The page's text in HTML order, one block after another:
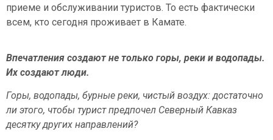
приеме и обслуживании туристов. То есть фактически
всем, кто сегодня проживает в Камате.
Впечатления создают не только горы, реки и водопады.
Их создают люди.
Горы, водопады, бурные реки, чистый воздух: достаточно
ли этого, чтобы турист предпочел Северный Кавказ
десятку других направлений?